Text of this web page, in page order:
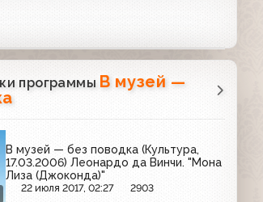
программы В музей —
В музей — без поводка (Культура,
17.03.2006) Леонардо да Винчи. "Мона
Лиза (Джоконда)"
22 июля 2017, 02:27 2903